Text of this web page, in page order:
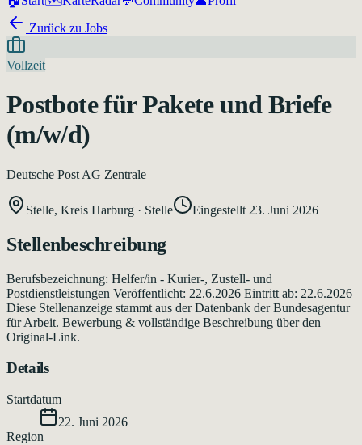
Zurück zu Jobs
Vollzeit
Postbote für Pakete und Briefe
(m/w/d)
Deutsche Post AG Zentrale
Stelle, Kreis Harburg · Stelle Eingestellt 23. Juni 2026
Stellenbeschreibung
Berufsbezeichnung: Helfer/in - Kurier-, Zustell- und
Postdienstleistungen Veröffentlicht: 22.6.2026 Eintritt ab: 22.6.2026
Diese Stellenanzeige stammt aus der Datenbank der Bundesagentur
für Arbeit. Bewerbung & vollständige Beschreibung über den
Original-Link.
Details
Startdatum
22. Juni 2026
Region